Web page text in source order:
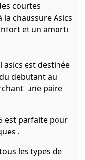
courtes
chaussure Asics
et un amorti
asics est destinée
debutant au
une paire
est parfaite pour
.
les types de